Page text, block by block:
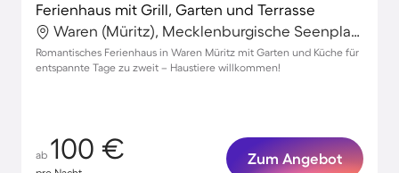
Ferienhaus mit Grill, Garten und Terrasse
Waren (Müritz), Mecklenburgische Seenplatte, Deutschland
Romantisches Ferienhaus in Waren Müritz mit Garten und Küche für
entspannte Tage zu zweit – Haustiere willkommen!
ab 100 € Zum Angebot